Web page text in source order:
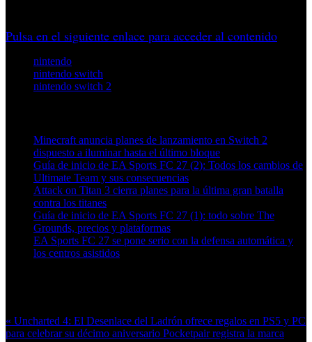
Pulsa en el siguiente enlace para acceder al contenido
nintendo
nintendo switch
nintendo switch 2
Minecraft anuncia planes de lanzamiento en Switch 2
dispuesto a iluminar hasta el último bloque
Guía de inicio de EA Sports FC 27 (2): Todos los cambios de
Ultimate Team y sus consecuencias
Attack on Titan 3 cierra planes para la última gran batalla
contra los titanes
Guía de inicio de EA Sports FC 27 (1): todo sobre The
Grounds, precios y plataformas
EA Sports FC 27 se pone serio con la defensa automática y
los centros asistidos
« Uncharted 4: El Desenlace del Ladrón ofrece regalos en PS5 y PC
para celebrar su décimo aniversario Pocketpair registra la marca